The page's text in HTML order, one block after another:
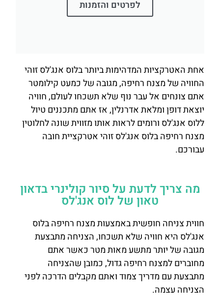
לפרטים והזמנות
אחת האטרקציות המדהימות ביותר בלוס אנג'לס זוהי
החוויה של מצנח רחיפה, מגובה של כמעט קילומטר
אתם צונחים אל עבר נוף שלא תשכחו לעולם, חוויה
יוצאת דופן ומלאת אדרנלין, אז אתם מתכננים טיול
ללוס אנג'לס ורומים לראות אותו מזווית שונה לחלוטין
מצנח רחיפה בלוס אנג'לס זוהי אטרקציית חובה
עבורכם.
מה צריך לדעת על סיור קולינרי בדאון
טאון של לוס אנג'לס
חווית צניחה חופשית באמצעות מצנח רחיפה בלוס
אנג'לס היא חוויה שלא תשכחו, הצניחה מתבצעת
מגובה של יותר מתשע מאות מטר כאשר אתם
מחוברים למצנח רחיפה גדול, כמובן שהצניחה
מתבצעת עם מדריך צמוד ואתם מקבלים הדרכה לפני
הצניחה עצמה.